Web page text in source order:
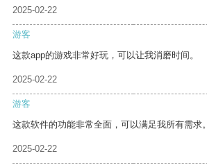
2025-02-22
游客
这款app的游戏非常好玩，可以让我消磨时间。
2025-02-22
游客
这款软件的功能非常全面，可以满足我所有需求。
2025-02-22